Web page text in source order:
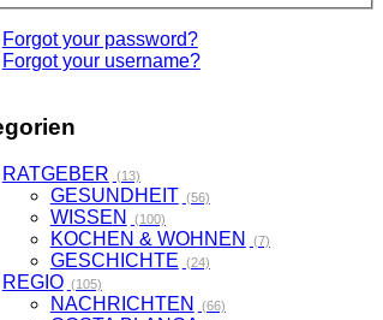
Forgot your password?
Forgot your username?
RATGEBER (13)
GESUNDHEIT (56)
WISSEN (100)
KOCHEN & WOHNEN (7)
GESCHICHTE (24)
REGIO (105)
NACHRICHTEN (66)